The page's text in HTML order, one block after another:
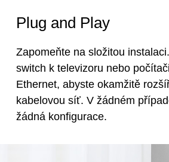
Plug and Play
Zapomeňte na složitou
switch k televizoru nebo
Ethernet, abyste okamžitě
kabelovou síť. V žádném
žádná konfigurace.